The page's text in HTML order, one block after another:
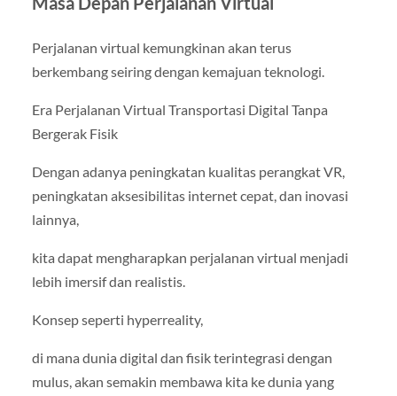
Perjalanan virtual kemungkinan akan terus
berkembang seiring dengan kemajuan teknologi.
Era Perjalanan Virtual Transportasi Digital Tanpa
Bergerak Fisik
Dengan adanya peningkatan kualitas perangkat VR,
peningkatan aksesibilitas internet cepat, dan inovasi
lainnya,
kita dapat mengharapkan perjalanan virtual menjadi
lebih imersif dan realistis.
Konsep seperti hyperreality,
di mana dunia digital dan fisik terintegrasi dengan
mulus, akan semakin membawa kita ke dunia yang